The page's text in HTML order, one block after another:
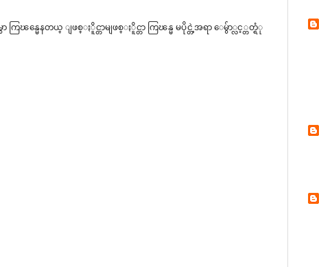
န္မေနတယ္ ျဖစ္ႏိူင္တာမျဖစ္ႏိူင္တာ ကြၽန္မ မပိုင္တဲ့အရာ ေမွ်ာ္လင့္တတ္ရံု